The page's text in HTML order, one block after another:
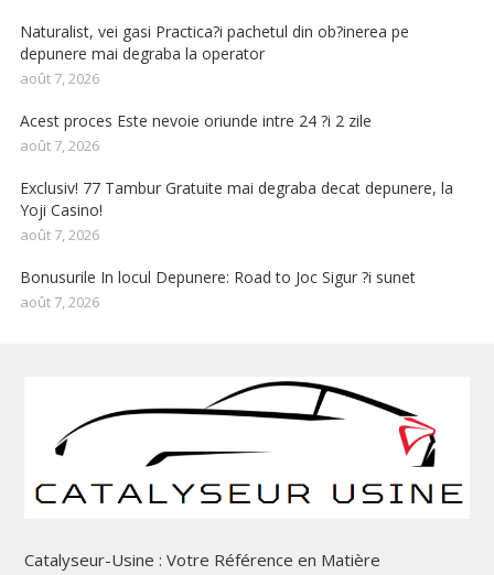
Naturalist, vei gasi Practica?i pachetul din ob?inerea pe
depunere mai degraba la operator
août 7, 2026
Acest proces Este nevoie oriunde intre 24 ?i 2 zile
août 7, 2026
Exclusiv! 77 Tambur Gratuite mai degraba decat depunere, la
Yoji Casino!
août 7, 2026
Bonusurile In locul Depunere: Road to Joc Sigur ?i sunet
août 7, 2026
Catalyseur-Usine : Votre Référence en Matière